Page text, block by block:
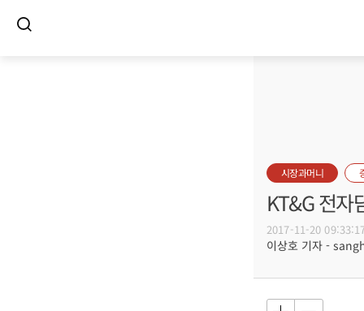
시장과머니
KT&G 전자
2017-11-20
이상호 기자 -